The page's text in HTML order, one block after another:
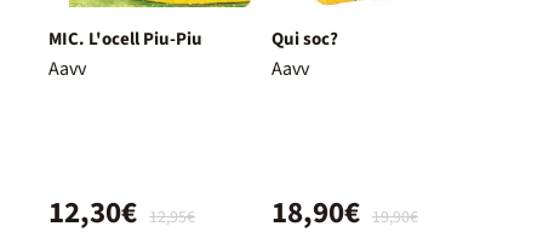
MIC. L'ocell Piu-Piu
Aavv
12,95€
12,30€
Qui soc?
Aavv
19,90€
18,90€